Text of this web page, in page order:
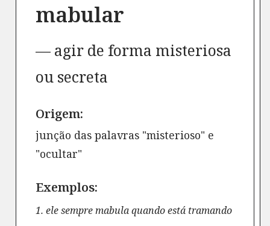
mabular
agir de forma misteriosa
ou secreta
Origem:
junção das palavras "misterioso" e
"ocultar"
Exemplos:
1. ele sempre mabula quando está tramando